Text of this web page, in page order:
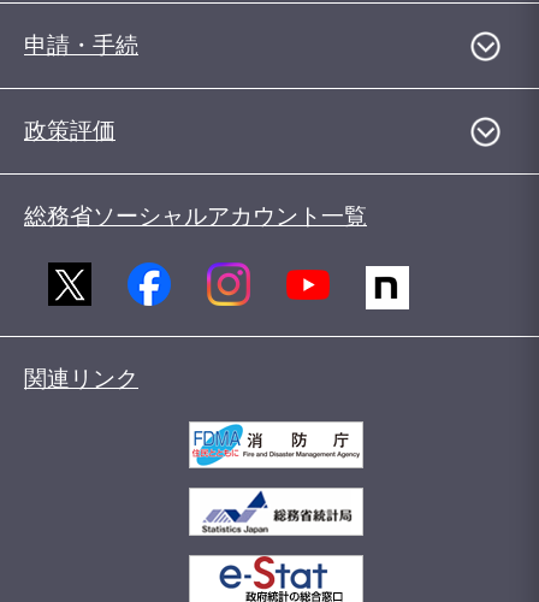
申請・手続
政策評価
総務省ソーシャルアカウント一覧
関連リンク